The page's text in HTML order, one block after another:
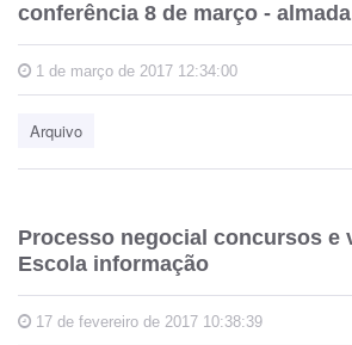
conferência 8 de março - almada
1 de março de 2017 12:34:00
Arquivo
Processo negocial concursos e
Escola informação
17 de fevereiro de 2017 10:38:39